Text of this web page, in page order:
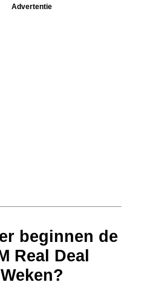
Advertentie
beginnen de
Real Deal
Weken?